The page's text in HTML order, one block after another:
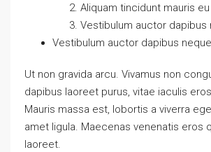
Aliquam tincidunt mauris
Vestibulum auctor dapibus
Vestibulum auctor dapibus
Ut non gravida arcu. Vivamus non
dapibus laoreet purus, vitae iaculis
Mauris massa est, lobortis a viverra
amet ligula. Maecenas venenatis eros
laoreet.